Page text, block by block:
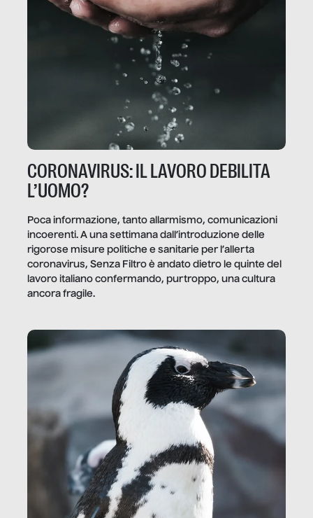
CORONAVIRUS: IL LAVORO DEBILITA
L’UOMO?
Poca informazione, tanto allarmismo, comunicazioni
incoerenti. A una settimana dall’introduzione delle
rigorose misure politiche e sanitarie per l’allerta
coronavirus, Senza Filtro è andato dietro le quinte del
lavoro italiano confermando, purtroppo, una cultura
ancora fragile.